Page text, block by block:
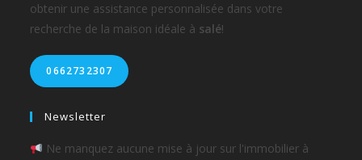
obtenir une assistance personnalisée dans votre
recherche de la maison idéale à salé!
0662732307
Newsletter
Ne manquez aucune mise à jour sur l'immobilier à